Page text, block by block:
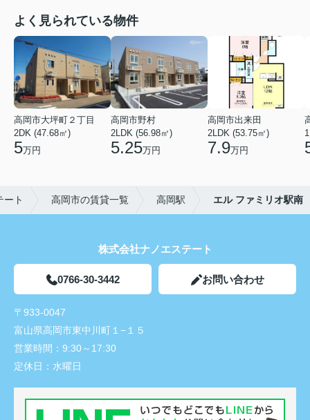
よく見られている物件
高岡市大坪町２丁目
2DK (47.68㎡)
5万円
高岡市野村
2LDK (56.98㎡)
5.25万円
高岡市出来田
2LDK (53.75㎡)
7.9万円
ート 高岡市の賃貸一覧 高岡駅 エル ファミリオ駅南
株式会社ナノエステート
0766-30-3442 お問い合わせ
〒933-0047
富山県高岡市東中川町１−１５
営業時間： 9:30～17:30
定休日： 水曜日